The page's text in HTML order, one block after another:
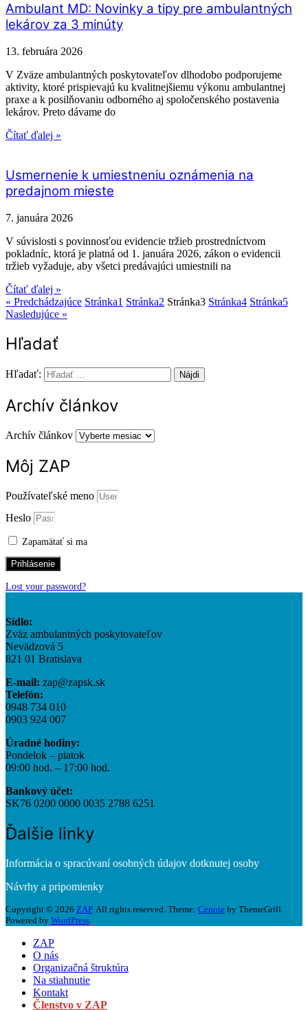
Ambulant MD: Novinky a tipy pre ambulantných
lekárov za 3 minúty
13. februára 2026
V Zväze ambulantných poskytovateľov dlhodobo podporujeme
aktivity, ktoré prispievajú ku kvalitnejšiemu výkonu ambulantnej
praxe a k posilňovaniu odborného aj spoločenského postavenia
lekárov. Preto dávame do
Čítať ďalej »
Usmernenie k umiestneniu oznámenia na
predajnom mieste
7. januára 2026
V súvislosti s povinnosťou evidencie tržieb prostredníctvom
pokladníc, ktorá je platná od 1. januára 2026, zákon o evidencii
tržieb vyžaduje, aby všetci predávajúci umiestnili na
Čítať ďalej »
« Predchádzajúce Stránka1 Stránka2 Stránka3 Stránka4 Stránka5
Nasledujúce »
Hľadať
Hľadať:
Archív článkov
Archív článkov
Môj ZAP
Používateľské meno
Heslo
Zapamätať si ma
Prihlásenie
Lost your password?
Sídlo:
Zväz ambulantných poskytovateľov
Nevädzová 5
821 01 Bratislava
E-mail: zap@zapsk.sk
Telefón:
0948 734 010
0903 924 007
Úradné hodiny:
Pondelok – piatok
09:00 hod. – 17:00 hod.
Bankový účet:
SK76 0200 0000 0035 2788 6251
Ďalšie linky
Informácia o spracúvaní osobných údajov dotknutej osoby
Návrhy a pripomienky
Copyright © 2026 ZAP. All rights reserved. Theme: Cenote by ThemeGrill.
Powered by WordPress
ZAP
O nás
Organizačná štruktúra
Na stiahnutie
Kontakt
Členstvo v ZAP